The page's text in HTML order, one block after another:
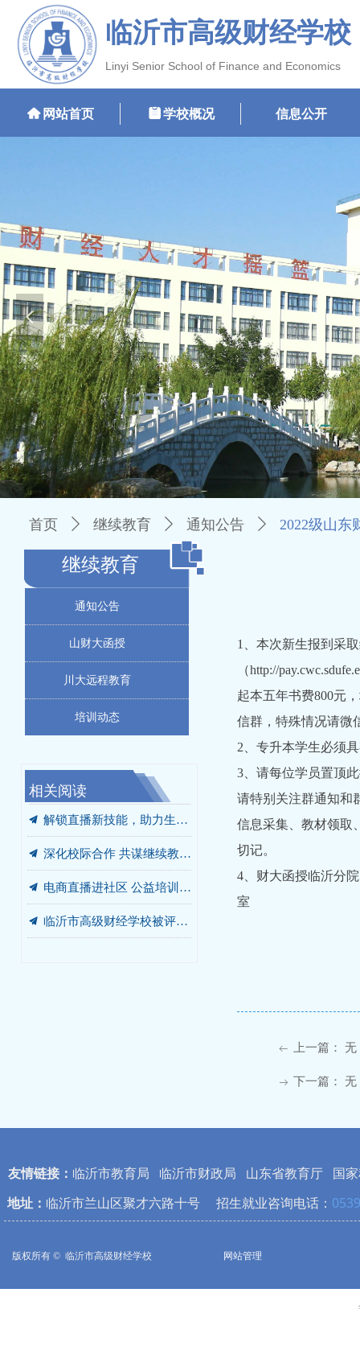
临沂市高级财经学校
Linyi Senior School of Finance and Economics
넳
낀 网站首页 뀳 学校概况 信息公开
首页 ꄲ 继续教育 ꄲ 通知公告 ꄲ 2022级山东
1、本次新生报到采
（http://
起本五年书费800元
信群，特殊情况请微
2、专升本学生必须
3、请每位学员置顶
请特别关注群通知和
信息采集、教材领取
切记。
4、财大函授临沂分
室
ꂃ 上一篇： 无
ꁹ 下一篇： 无
通知公告
山财大函授
川大远程教育
培训动态
继续教育
相关阅读
끔
끔
끔
끔
끔
끔
끔
끔
끔
끔
끔
끔
끔 2022级学号
끔 成人高考（函授）学历问答
끔
끔
끔
끔
끔
地址： 临沂市兰山区聚才六路十号 招生就业咨询电话：
友情链接： 临沂市教育局 临沂市财政局 山东省教育厅 国
版权所有 © 临沂市高级财经学校 网站管理